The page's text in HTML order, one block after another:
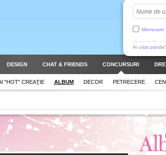
Nume de
Memorare
Ai uitat parola?
DESIGN CHAT & FRIENDS CONCURSURI
"HOT" CREAŢIE ALBUM DECOR PETRECERE